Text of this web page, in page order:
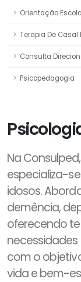
Orientação
Terapia De Casal
Consulta
Psicopedagogia
Na
especializa-
idosos.
demência,
oferecendo
com o
vida e bem-